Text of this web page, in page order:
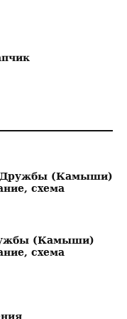
Дружбы (Камыши)
схема
(Камыши)
схема